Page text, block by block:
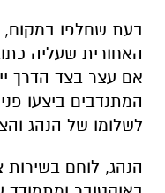
לשלומו של הנהג
באוקטובר
אכן נזקק לרגע של
הקשיבו לסיפורו